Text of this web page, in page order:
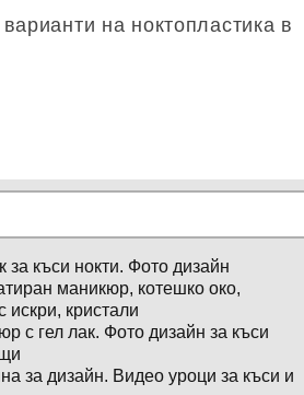
на ноктопластика в
за къси нокти. Фото дизайн
маникюр, котешко око,
искри, кристали
с гел лак. Фото дизайн за къси
за дизайн. Видео уроци за къси и